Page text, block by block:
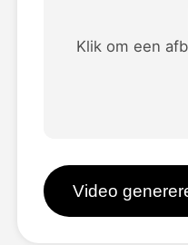
Andere
Bekijk
Blog
Klik om een
Video